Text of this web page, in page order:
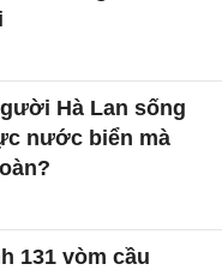
Hà Lan sống
nước biển mà
131 vòm cầu